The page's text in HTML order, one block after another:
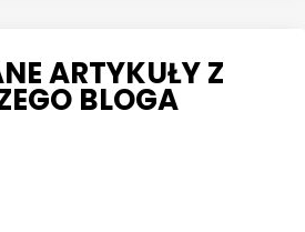
ARTYKUŁY Z
BLOGA